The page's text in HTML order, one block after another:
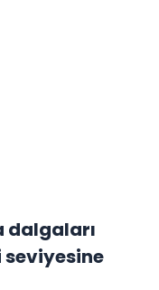
dalgaları
seviyesine